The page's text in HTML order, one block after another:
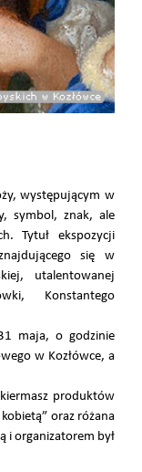
występującym w
symbol, znak, ale
Tytuł ekspozycji
się w
utalentowanej
Konstantego
maja, o godzinie
w Kozłówce, a
produktów
oraz różana
i organizatorem był